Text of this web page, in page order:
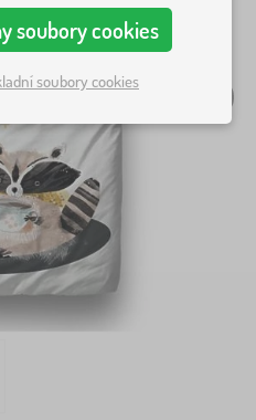
soubory cookies
soubory cookies